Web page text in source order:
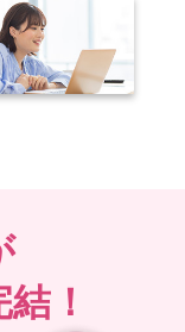
！